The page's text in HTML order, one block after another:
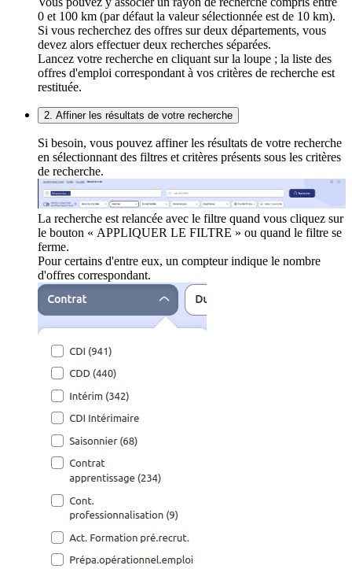
0 et 100 km (par défaut la valeur sélectionnée est de 10 km).
Si vous recherchez des offres sur deux départements, vous
devez alors effectuer deux recherches séparées.
Lancez votre recherche en cliquant sur la loupe ; la liste des
offres d'emploi correspondant à vos critères de recherche est
restituée.
2. Affiner les résultats de votre recherche
Si besoin, vous pouvez affiner les résultats de votre recherche
en sélectionnant des filtres et critères présents sous les critères
de recherche.
La recherche est relancée avec le filtre quand vous cliquez sur
le bouton « APPLIQUER LE FILTRE » ou quand le filtre se
ferme.
Pour certains d'entre eux, un compteur indique le nombre
d'offres correspondant.